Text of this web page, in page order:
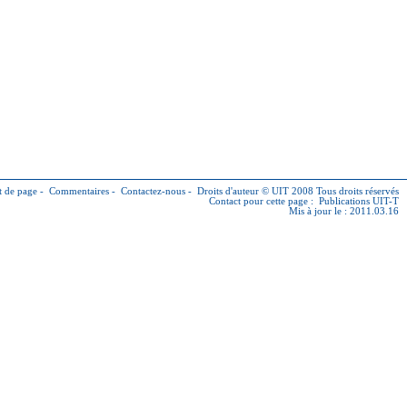
de page - Commentaires - Contactez-nous - Droits d'auteur © UIT 2008 Tous droits réservés
Contact pour cette page : Publications UIT-T
Mis à jour le : 2011.03.16